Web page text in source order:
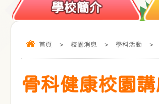
學校簡介
首頁 > 校園消息 > 學科活動 >
骨科健康校園